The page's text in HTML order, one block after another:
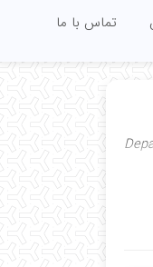
تماس با ما